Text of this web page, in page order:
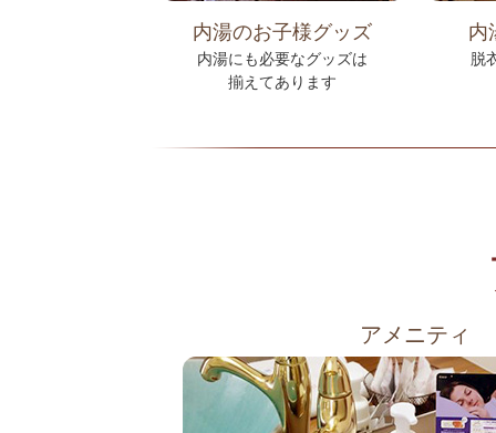
内湯のお子様グッズ
内湯にも必要なグッズは
揃えてあります
内
脱
アメニティ